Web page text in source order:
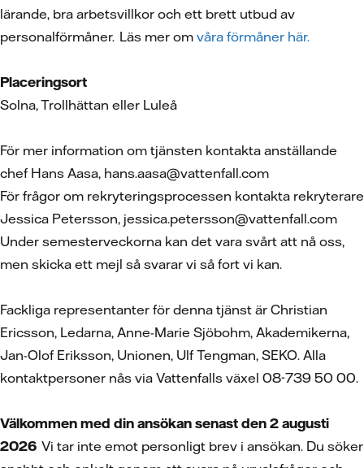
lärande, bra arbetsvillkor och ett brett utbud av
personalförmåner. Läs mer om våra förmåner här.
Placeringsort
Solna, Trollhättan eller Luleå
För mer information om tjänsten kontakta anställande
chef Hans Aasa, hans.aasa@vattenfall.com
För frågor om rekryteringsprocessen kontakta rekryterare
Jessica Petersson, jessica.petersson@vattenfall.com
Under semesterveckorna kan det vara svårt att nå oss,
men skicka ett mejl så svarar vi så fort vi kan.
Fackliga representanter för denna tjänst är Christian
Ericsson, Ledarna, Anne-Marie Sjöbohm, Akademikerna,
Jan-Olof Eriksson, Unionen, Ulf Tengman, SEKO. Alla
kontaktpersoner nås via Vattenfalls växel 08-739 50 00.
Välkommen med din ansökan senast den 2 augusti
2026 Vi tar inte emot personligt brev i ansökan. Du söker